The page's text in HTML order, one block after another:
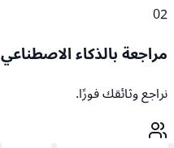
02
مراجعة بالذكاء الاصطناعي
نراجع وثائقك فورًا.